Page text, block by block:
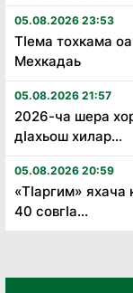
05.08.2026 23:53
Тӏема тохкама
Мехкадаь
05.08.2026 21:57
2026-ча шера
дӏахьош хилар...
05.08.2026 20:59
«Тӏаргим»
40 совгӏа...